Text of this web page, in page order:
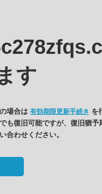
す
場合は 有効期限更新手続き を
も復旧可能ですが、復旧猶
合わせください。